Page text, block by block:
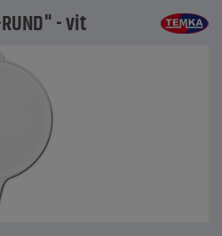
- vit